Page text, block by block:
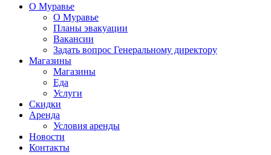
О Муравье
О Муравье
Планы эвакуации
Вакансии
Задать вопрос Генеральному директору
Магазины
Магазины
Еда
Услуги
Скидки
Аренда
Условия аренды
Новости
Контакты